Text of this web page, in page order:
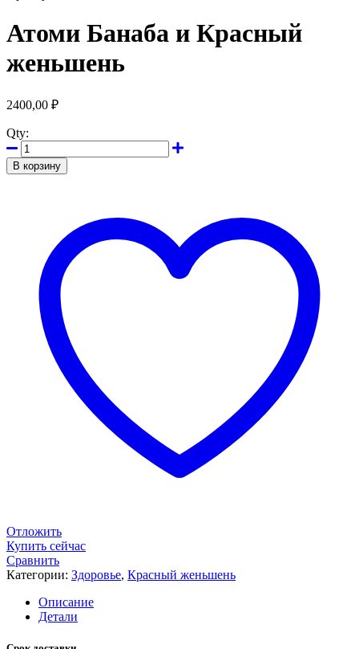
Атоми Банаба и Красный
женьшень
2400,00 ₽
Qty:
В корзину
Отложить
Купить сейчас
Сравнить
Категории: Здоровье, Красный женьшень
Описание
Детали